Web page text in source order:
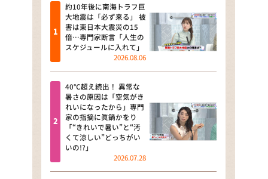
これ余談なんですけど・・・
～人生密着トークバラエティ！
～ やすとものいたって真剣です
探偵！ナイトスクープ
news おかえり
河合＆A.B.C-Z塚田×福井アナ
「なんでやねん！？」（news お
かえり）
DAIGOも台所 ～きょうの献立 何
にする？～
約10年後に南海トラフ巨
大地震は「必ず来る」 被
害は東日本大震災の15
倍…専門家断言「人生の
スケジュールに入れて」
2026.08.06
40℃超え続出！ 異常な
暑さの原因は「空気がき
れいになったから」専門
家の指摘に眞鍋かをり
「“きれいで暑い”と“汚
くて涼しい”どっちがい
いの!?」
2026.07.28